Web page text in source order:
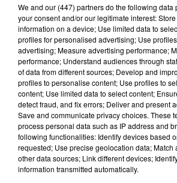
Lecture (4 min 27 sec)
100%
100% Radio les infos du Lot
We and our (447) partnersdo the following data
your consent and/or our legitimate interest:
information on a device; Use limited data to
profiles for personalised advertising; Use
advertising; Measure advertising performance;
performance; Understand audiences through
of data from different sources; Develop and
profiles to personalise content; Use profiles to
content; Use limited data to select content;
detect fraud, and fix errors; Deliver and present
Save and communicate privacy choices. These
process personal data such as IP address and
following functionalities: Identify devices based
requested; Use precise geolocation data; Match
other data sources; Link different devices;
information transmitted automatically.